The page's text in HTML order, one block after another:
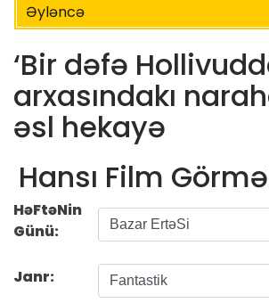
Əyləncə
‘Bir dəfə
arxasındakı
əsl hekayə
Hansı Film
HəFtəNin
Günü:
Janr: